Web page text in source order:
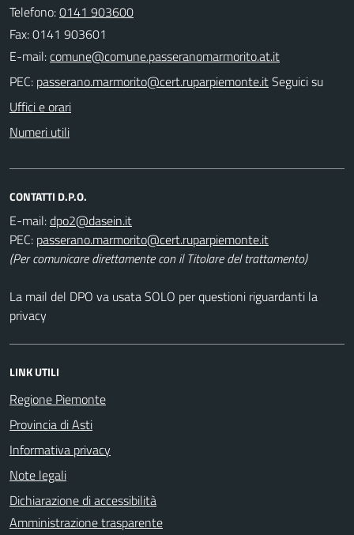
Telefono:0141 903600
Fax: 0141 903601
E-mail:
PEC:
Seguici su
Uffici e orari
Numeri utili
CONTATTI D.P.O.
E-mail:
PEC:
(Per comunicare direttamente con il Titolare del trattamento)
La mail del DPO va usata SOLO per questioni riguardanti la
privacy
LINK UTILI
Regione Piemonte
Provincia di Asti
Informativa privacy
Note legali
Dichiarazione di accessibilità
Amministrazione trasparente